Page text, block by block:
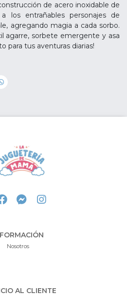
de acero inoxidable de
los entrañables personajes de
agregando magia a cada sorbo.
agarre, sorbete emergente y asa
para tus aventuras diarias!
Nosotros
AL CLIENTE